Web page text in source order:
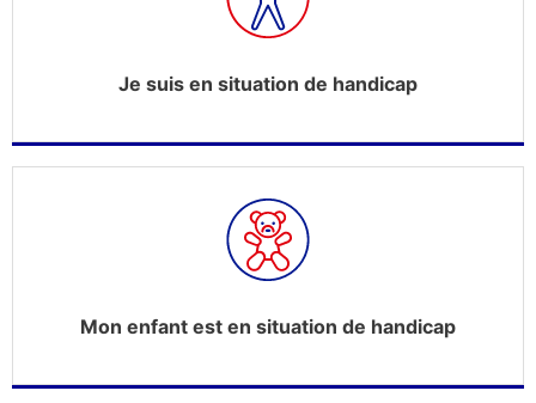
Je suis en situation de handicap
Mon enfant est en situation de handicap